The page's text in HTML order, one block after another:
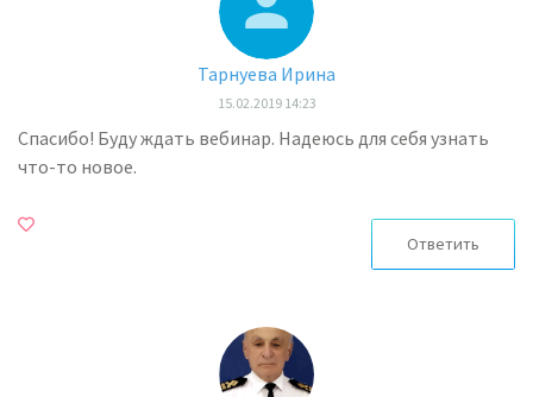
Тарнуева Ирина
15.02.2019 14:23
Спасибо! Буду ждать вебинар. Надеюсь для себя узнать
что-то новое.
Ответить